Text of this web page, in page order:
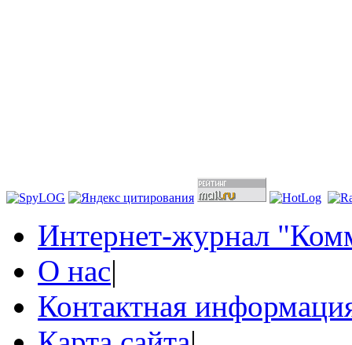
Интернет-журнал
О нас|
Контактная